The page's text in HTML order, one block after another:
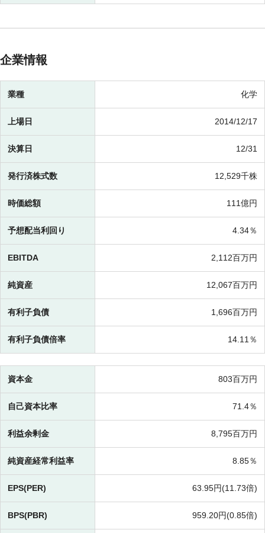
企業情報
業種 化学
上場日 2014/12/17
決算日 12/31
発行済株式数 12,529千株
時価総額 111億円
予想配当利回り 4.34％
EBITDA 2,112百万円
純資産 12,067百万円
有利子負債 1,696百万円
有利子負債倍率 14.11％
資本金 803百万円
自己資本比率 71.4％
利益余剰金 8,795百万円
純資産経常利益率 8.85％
EPS(PER) 63.95円(11.73倍)
BPS(PBR) 959.20円(0.85倍)